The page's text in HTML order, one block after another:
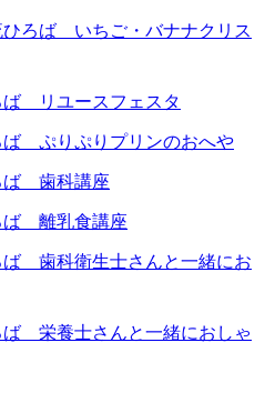
ひろば いちご・バナナクリス
ば リユースフェスタ
ば ぷりぷりプリンのおへや
ば 歯科講座
ば 離乳食講座
ば 歯科衛生士さんと一緒にお
ば 栄養士さんと一緒におしゃ